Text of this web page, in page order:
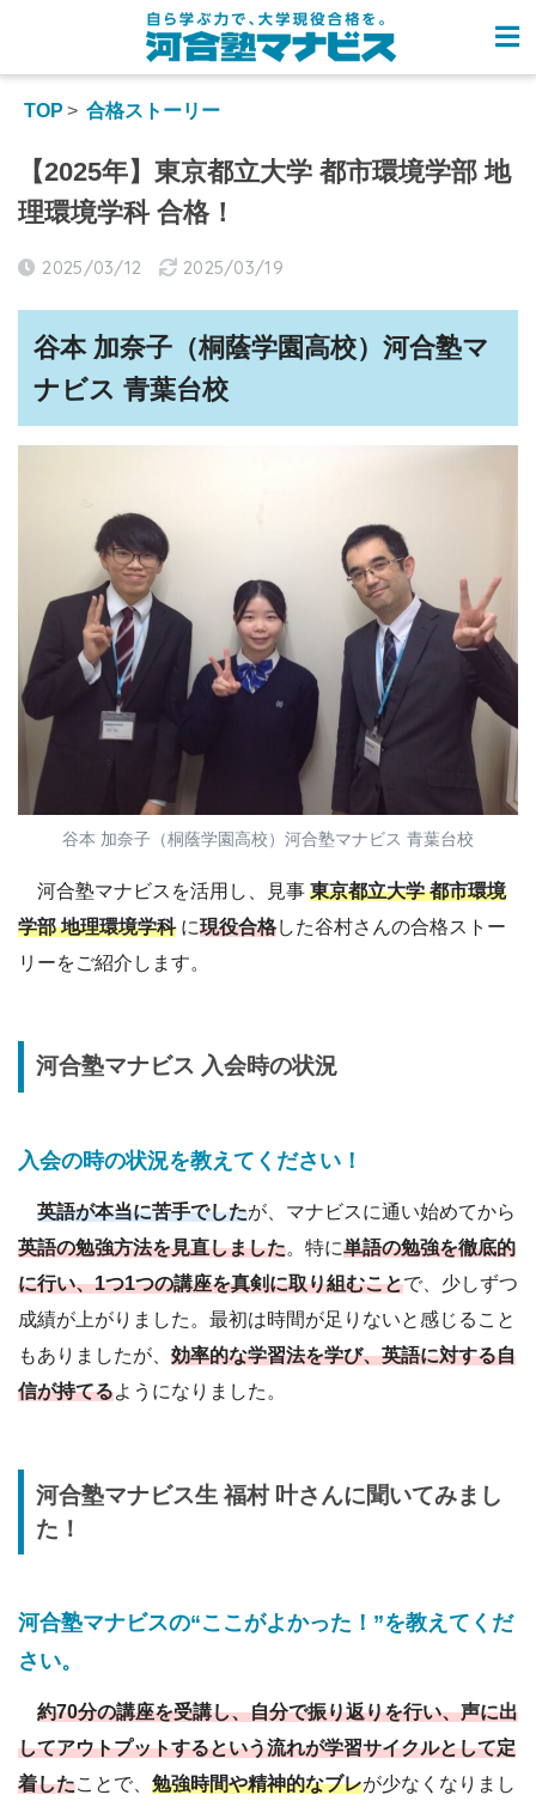
TOP 合格ストーリー
【2025年】東京都立大学 都市環境学部 地
理環境学科 合格！
2025/03/12 2025/03/19
谷本 加奈子 （桐蔭学園高校）河合塾マ
ナビス 青葉台校
谷本 加奈子（桐蔭学園高校）河合塾マナビス 青葉台校
河合塾マナビスを活用し、見事 東京都立大学 都市環境
学部 地理環境学科 に現役合格した谷村さんの合格ストー
リーをご紹介します。
河合塾マナビス 入会時の状況
入会の時の状況を教えてください ！
英語が本当に苦手でしたが、マナビスに通い始めてから
英語の勉強方法を見直しました。特に単語の勉強を徹底的
に行い、1つ1つの講座を真剣に取り組むことで、少しずつ
成績が上がりました。最初は時間が足りないと感じること
もありましたが、 効率的な学習法を学び、英語に対する自
信が持てるようになりました。
河合塾マナビス生 福村 叶さんに聞いてみまし
た！
河合塾マナビスの“ここがよかった！”を教えてくだ
さい。
約70分の講座を受講し、自分で振り返りを行い、声に出
してアウトプットするという流れが学習サイクルとして定
着したことで、 勉強時間や精神的なブレが少なくなりまし